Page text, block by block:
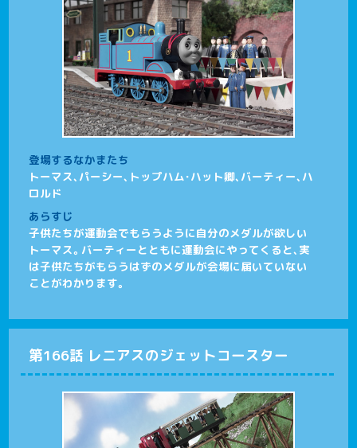
登場するなかまたち
トーマス、パーシー、トップハム･ハット卿、バーティー、ハ
ロルド
あらすじ
子供たちが運動会でもらうように自分のメダルが欲しい
トーマス。バーティーとともに運動会にやってくると、実
は子供たちがもらうはずのメダルが会場に届いていない
ことがわかります。
第166話 レニアスのジェットコースター